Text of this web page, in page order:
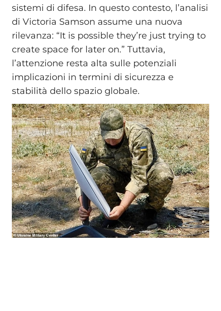
sistemi di difesa. In questo contesto, l’analisi
di Victoria Samson assume una nuova
rilevanza: “It is possible they’re just trying to
create space for later on.” Tuttavia,
l’attenzione resta alta sulle potenziali
implicazioni in termini di sicurezza e
stabilità dello spazio globale.